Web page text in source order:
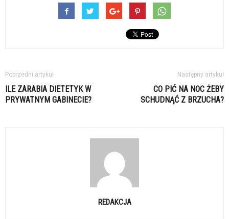
Poprzedni artykuł
ILE ZARABIA DIETETYK W
PRYWATNYM GABINECIE?
Następny artykuł
CO PIĆ NA NOC ŻEBY
SCHUDNĄĆ Z BRZUCHA?
REDAKCJA